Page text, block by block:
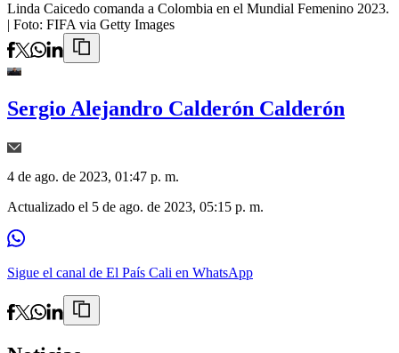
Linda Caicedo comanda a Colombia en el Mundial Femenino 2023.
| Foto: FIFA via Getty Images
Sergio Alejandro Calderón Calderón
4 de ago. de 2023, 01:47 p. m.
Actualizado el 5 de ago. de 2023, 05:15 p. m.
Sigue el canal de El País Cali en WhatsApp